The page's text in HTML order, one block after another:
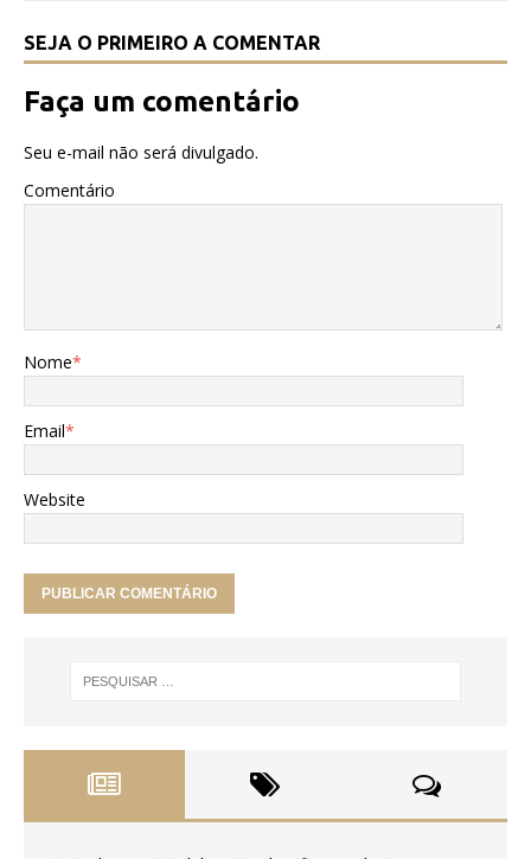
SEJA O PRIMEIRO A COMENTAR
Faça um comentário
Seu e-mail não será divulgado.
Comentário
Nome*
Email*
Website